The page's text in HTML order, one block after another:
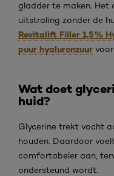
gladder te maken. Het
uitstraling zonder de
Revitalift Filler 1,5%
puur hyaluronzuur
Wat doet
huid?
Glycerine trekt vocht
houden. Daardoor
comfortabeler aan,
ondersteund wordt.